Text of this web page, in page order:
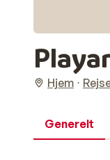
Hjem
Generelt